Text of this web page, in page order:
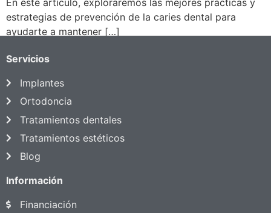
En este artículo, exploraremos las mejores prácticas y
estrategias de prevención de la caries dental para
ayudarte a mantener […]
Servicios
Implantes
Ortodoncia
Tratamientos dentales
Tratamientos estéticos
Blog
Información
Financiación